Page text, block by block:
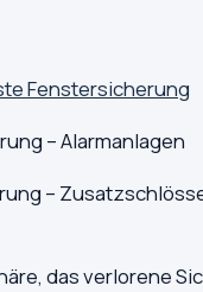
Fenstersicherung
– Alarmanlagen
–
das verlorene